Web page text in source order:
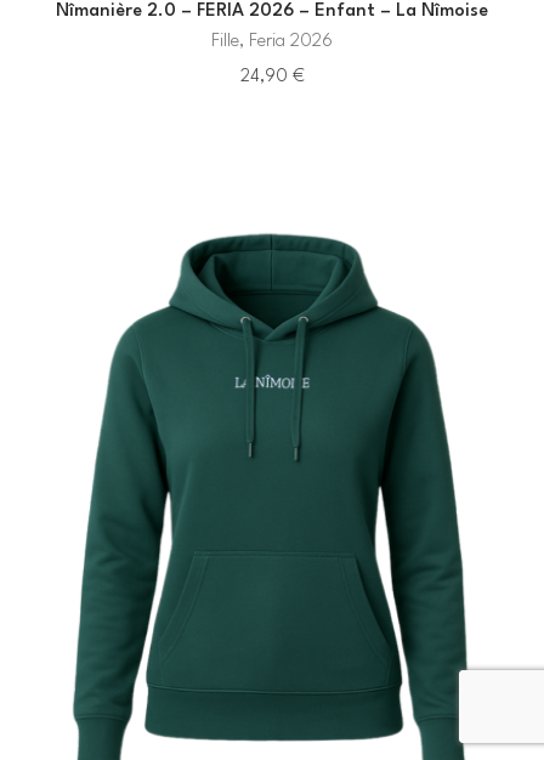
Nîmanière 2.0 – FERIA 2026 – Enfant – La Nîmoise
Fille, Feria 2026
24,90 €